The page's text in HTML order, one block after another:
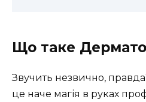
Що таке
Звучить незвично,
це наче магія в руках